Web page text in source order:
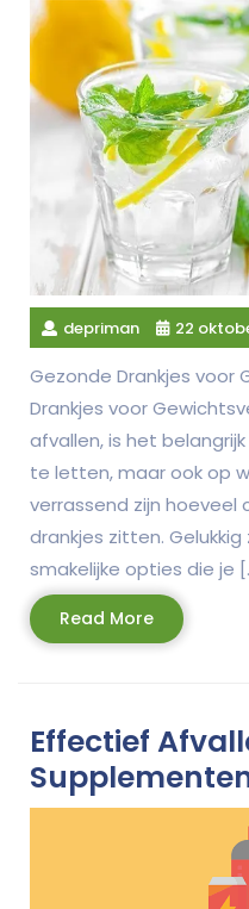
depriman 22
Gezonde Drankjes voor
Drankjes voor
afvallen, is het
te letten, maar ook op
verrassend zijn hoeveel
drankjes zitten.
smakelijke opties die je
Read MoreRead
More
Effectief